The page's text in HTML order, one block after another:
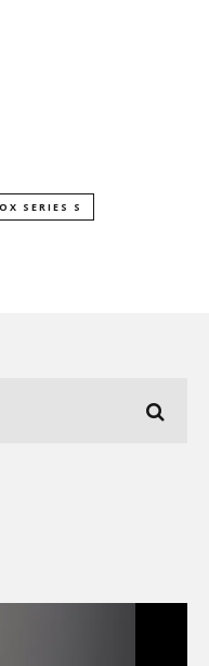
SERIES S